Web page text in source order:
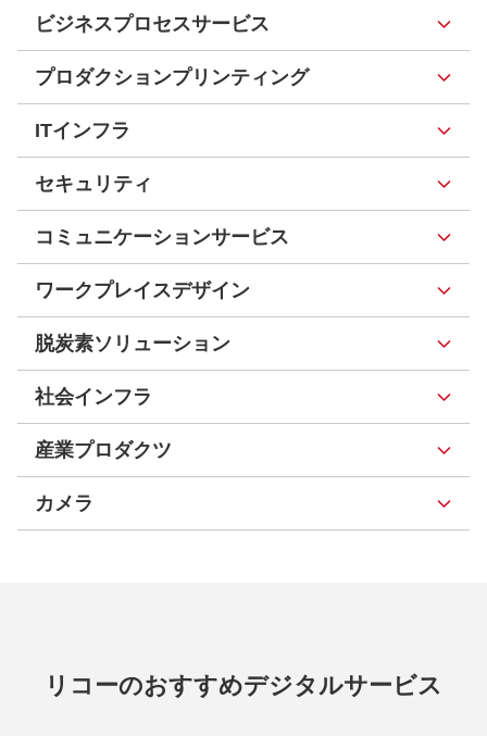
ビジネスプロセスサービス
プロダクションプリンティング
ITインフラ
セキュリティ
コミュニケーションサービス
ワークプレイスデザイン
脱炭素ソリューション
社会インフラ
産業プロダクツ
カメラ
リコーのおすすめデジタルサービス